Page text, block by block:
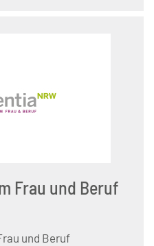
Frau und Beruf
und Beruf